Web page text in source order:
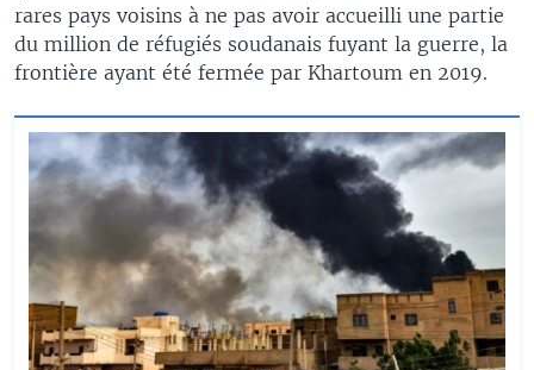
rares pays voisins à ne pas avoir accueilli une partie
du million de réfugiés soudanais fuyant la guerre, la
frontière ayant été fermée par Khartoum en 2019.